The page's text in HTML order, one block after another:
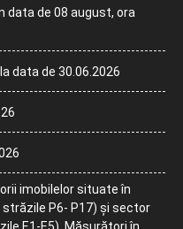
data de 08 august, ora
data de 30.06.2026
imobilelor situate în
P6- P17) și sector